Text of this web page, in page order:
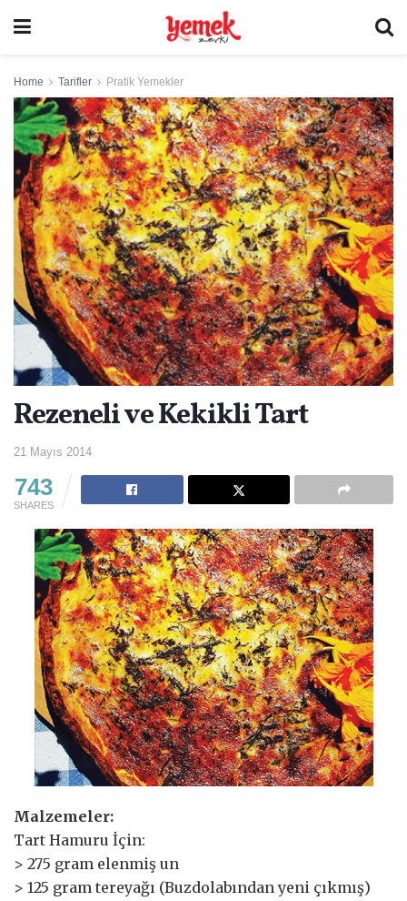
Home Tarifler Pratik Yemekler
Rezeneli ve Kekikli Tart
21 Mayıs 2014
743
SHARES
Malzemeler:
Tart Hamuru İçin:
> 275 gram elenmiş un
> 125 gram tereyağı (Buzdolabından yeni çıkmış)